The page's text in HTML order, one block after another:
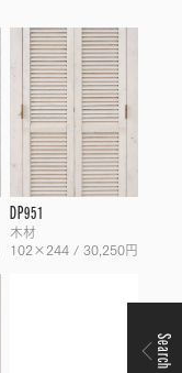
DP951
木材
102×244 / 30,250円
Search